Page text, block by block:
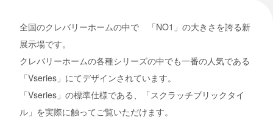
全国のクレバリーホームの中で 「NO1」の大きさを誇る新
展示場です。
クレバリーホームの各種シリーズの中でも一番の人気である
「Vseries」にてデザインされています。
「Vseries」の標準仕様である、「スクラッチブリックタイ
ル」を実際に触ってご覧いただけます。